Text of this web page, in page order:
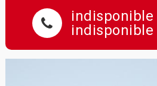
indisponible
indisponible